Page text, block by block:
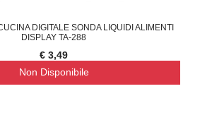
DIGITALE SONDA LIQUIDI ALIMENTI
DISPLAY TA-288
€ 3,49
Non Disponibile